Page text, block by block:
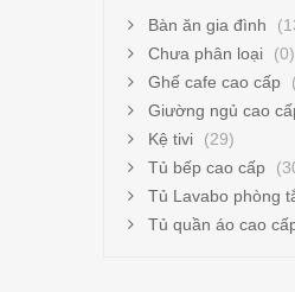
Bàn ăn gia đình
Chưa phân loại
(0)
Ghế cafe cao cấp
Giường ngủ cao
Kệ tivi
(29)
Tủ bếp cao cấp
Tủ Lavabo phòng
Tủ quần áo cao